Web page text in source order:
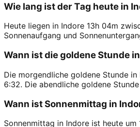
Wie lang ist der Tag heute in
Heute liegen in Indore 13h 04m
Sonnenaufgang und
Wann ist die goldene Stunde
Die morgendliche goldene Stunde in
6:32. Die abendliche goldene
Wann ist Sonnenmittag in
Sonnenmittag in Indore ist heute um